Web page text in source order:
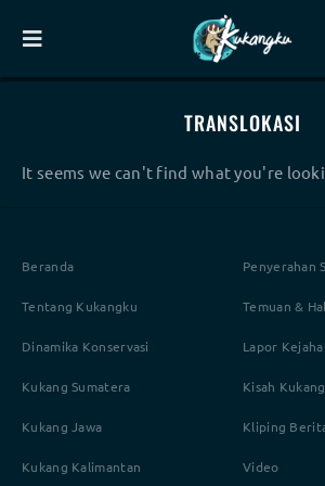
TRANSLOKASI
It seems we can't find what you're
Beranda
Tentang Kukangku
Dinamika Konservasi
Kukang Sumatera
Kukang Jawa
Kukang Kalimantan
Penyerahan
Temuan &
Lapor
Kisah Kukang
Kliping
Video